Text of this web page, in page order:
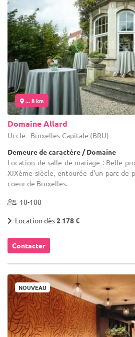
... 8 km
Domaine Allard
Uccle - Bruxelles-Capitale (BRU)
Demeure de caractère / Domaine
Location de salle de mariage : Belle
XIXème siècle, entourée d'un parc de
coeur de Bruxelles.
10-100
Location dès2 178 €
Contacter
NOUVEAU